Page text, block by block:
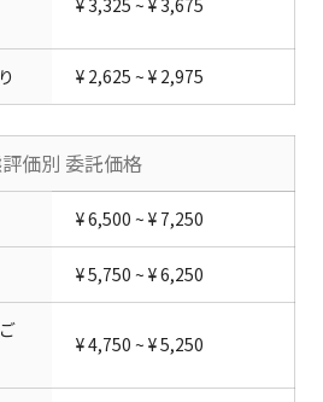
¥ 3,325 ~ ¥ 3,675
¥ 2,625 ~ ¥ 2,975
価別 委託価格
¥ 6,500 ~ ¥ 7,250
¥ 5,750 ~ ¥ 6,250
¥ 4,750 ~ ¥ 5,250